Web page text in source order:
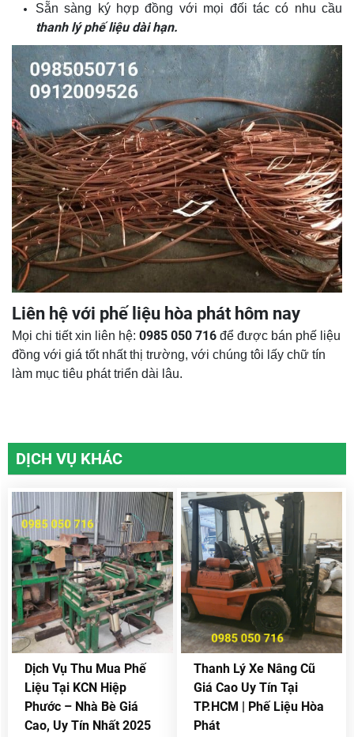
Sẵn sàng ký hợp đồng với mọi đối tác có nhu cầu
thanh lý phế liệu dài hạn.
Liên hệ với phế liệu hòa phát hôm nay
Mọi chi tiết xin liên hệ: 0985 050 716 để được bán phế liệu
đồng với giá tốt nhất thị trường, với chúng tôi lấy chữ tín
làm mục tiêu phát triển dài lâu.
DỊCH VỤ KHÁC
Dịch Vụ Thu Mua Phế
Liệu Tại KCN Hiệp
Phước – Nhà Bè Giá
Cao, Uy Tín Nhất 2025
Thanh Lý Xe Nâng Cũ
Giá Cao Uy Tín Tại
TP.HCM | Phế Liệu Hòa
Phát